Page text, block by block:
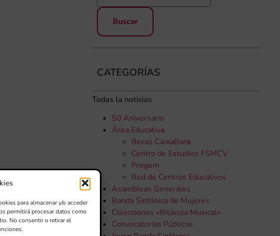
para almacenar y/o acceder
permitirá procesar datos como
No consentir o retirar el
CATEGORÍAS
Todas la noticias
50 Aniversario
Área Educativa
Becas CaixaBank
Centro de Estudios FSMCV
Progem
Red de Centros Educativos
Asambleas Generales
Banda Sinfónica de Mujeres
Colecciones «Bitàcola Musical»
Convocatorias Públicas